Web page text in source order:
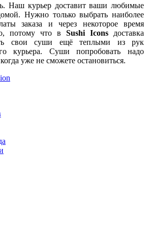
Наш курьер доставит ваши любимые
Нужно только выбрать наиболее
заказа и через некоторое время
потому что в Sushi Icons доставка
свои суши ещё теплыми из рук
курьера. Суши попробовать надо
уже не сможете остановиться.